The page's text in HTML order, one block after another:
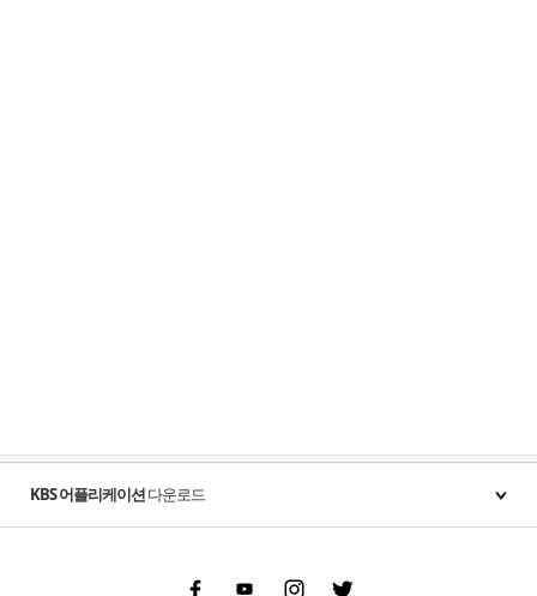
KBS 어플리케이션다운로드
FacebookYoutubeInstgram Twitter